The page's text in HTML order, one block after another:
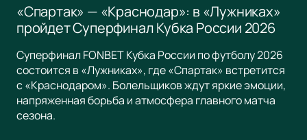
«Спартак» — «Краснодар»: в «Лужниках»
пройдет Суперфинал Кубка России 2026
Суперфинал FONBET Кубка России по футболу 2026
состоится в «Лужниках», где «Спартак» встретится
с «Краснодаром». Болельщиков ждут яркие эмоции,
напряженная борьба и атмосфера главного матча
сезона.